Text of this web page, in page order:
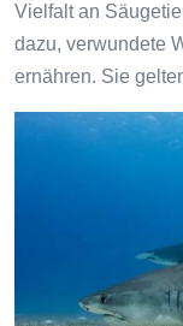
Vielfalt an
dazu, verwundete
ernähren. Sie